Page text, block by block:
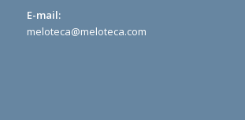
E-mail:
meloteca@meloteca.com